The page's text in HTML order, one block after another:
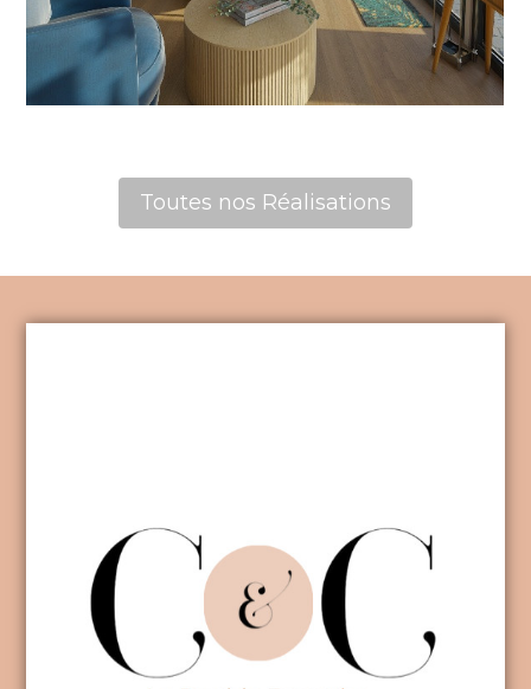
Toutes nos Réalisations